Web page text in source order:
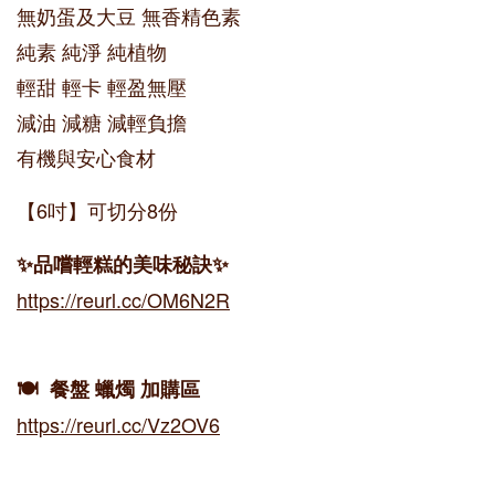
無奶蛋及大豆 無香精色素
純素 純淨 純植物
輕甜 輕卡 輕盈無壓
減油 減糖 減輕負擔
有機與安心食材
【6吋】可切分8份
✨品嚐輕糕的美味秘訣✨
https://reurl.cc/OM6N2R
🍽️ 餐盤 蠟燭 加購區
https://reurl.cc/Vz2OV6